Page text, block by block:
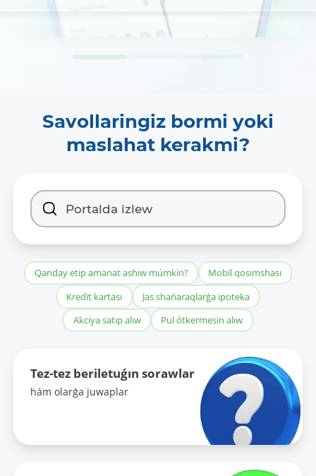
Savollaringiz bormi yoki
maslahat kerakmi?
Qanday etip amanat ashıw múmkin?
Mobil qosımshası
Kredit kartası
Jas shańaraqlarǵa ipoteka
Akciya satıp alıw
Pul ótkermesin alıw
Tez-tez beriletuǵın sorawlar
hám olarǵa juwaplar